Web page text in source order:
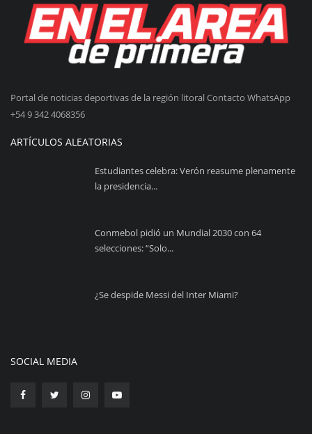
Portal de noticias deportivas de la región litoral Contacto WhatsApp
+54 9 342 4068356
ARTÍCULOS ALEATORIAS
Estudiantes celebra: Verón reasume plenamente
la presidencia...
Conmebol pidió un Mundial 2030 con 64
selecciones: “Solo...
¿Se despide Messi del Inter Miami?
SOCIAL MEDIA